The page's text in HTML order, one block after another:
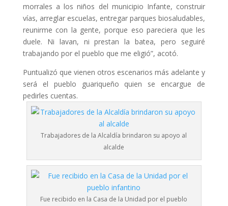
morrales a los niños del municipio Infante, construir
vías, arreglar escuelas, entregar parques biosaludables,
reunirme con la gente, porque eso pareciera que les
duele. Ni lavan, ni prestan la batea, pero seguiré
trabajando por el pueblo que me eligió”, acotó.
Puntualizó que vienen otros escenarios más adelante y
será el pueblo guariqueño quien se encargue de
pedirles cuentas.
Trabajadores de la Alcaldía brindaron su apoyo al
alcalde
Fue recibido en la Casa de la Unidad por el pueblo